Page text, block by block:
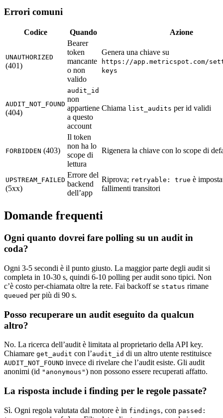
Errori comuni
Codice Quando Azione
UNAUTHORIZED
(401)
Bearer
token
mancante
o non
valido
Genera una chiave su
https://app.metricspot.com/
keys
AUDIT_NOT_FOUND
(404)
audit_id
non
appartiene
a questo
account
Chiama list_audits per id validi
FORBIDDEN (403)
Il token
non ha lo
scope di
lettura
Rigenera la chiave con lo scope di
UPSTREAM_FAILED
(5xx)
Errore del
backend
dell’app
Riprova; retryable: true è
fallimenti transitori
Domande frequenti
Ogni quanto dovrei fare polling su un audit in
coda?
Ogni 3-5 secondi è il punto giusto. La maggior parte degli audit si
completa in 10-30 s, quindi 6-10 polling per audit sono tipici. Non
c’è costo per-chiamata oltre la rete. Fai backoff se status rimane
queued per più di 90 s.
Posso recuperare un audit eseguito da qualcun
altro?
No. La ricerca dell’audit è limitata al proprietario della API key.
Chiamare get_audit con l’audit_id di un altro utente restituisce
AUDIT_NOT_FOUND invece di rivelare che l’audit esiste. Gli audit
anonimi (id "anonymous") non possono essere recuperati affatto.
La risposta include i finding per le regole passate?
Sì. Ogni regola valutata dal motore è in findings, con passed: